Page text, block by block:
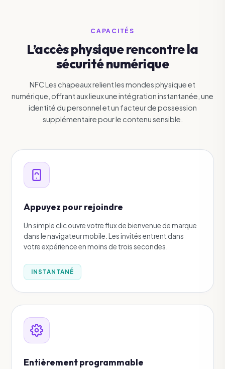
CAPACITÉS
L’accès physique rencontre la
sécurité numérique
NFC Les chapeaux relient les mondes physique et
numérique, offrant aux lieux une intégration instantanée, une
identité du personnel et un facteur de possession
supplémentaire pour le contenu sensible.
Appuyez pour rejoindre
Un simple clic ouvre votre flux de bienvenue de marque
dans le navigateur mobile. Les invités entrent dans
votre expérience en moins de trois secondes.
INSTANTANÉ
Entièrement programmable